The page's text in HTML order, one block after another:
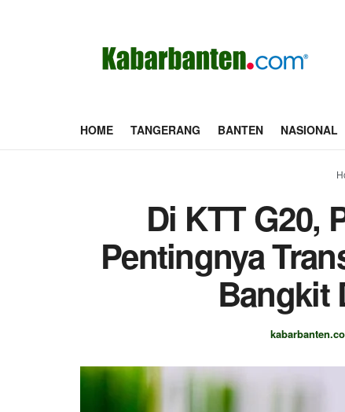
HOME TANGERANG BANTEN NASIONAL
Di KTT G20,
Pentingnya
Bangkit